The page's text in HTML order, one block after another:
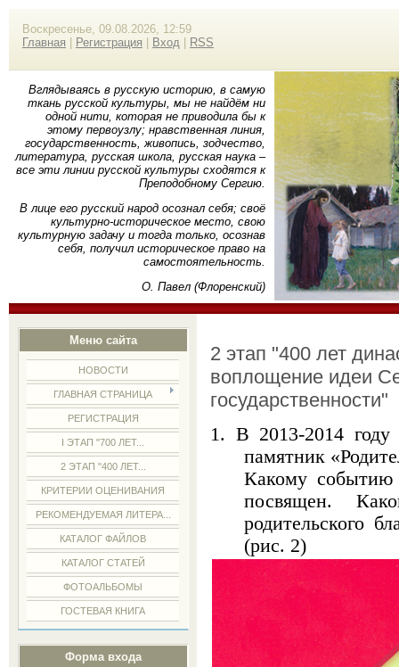
Воскресенье, 09.08.2026, 12:59
Главная
Регистрация Вход RSS
Вглядываясь в русскую историю, в самую
ткань русской культуры, мы не найдём ни
одной нити, которая не приводила бы к
этому первоузлу; нравственная линия,
государственность, живопись, зодчество,
литература, русская школа, русская наука –
все эти линии русской культуры сходятся к
Преподобному Сергию.
В лице его русский народ осознал себя; своё
культурно-историческое место, свою
культурную задачу и тогда только, осознав
себя, получил историческое право на
самостоятельность.
О. Павел (Флоренский)
Меню сайта
НОВОСТИ
ГЛАВНАЯ СТРАНИЦА
РЕГИСТРАЦИЯ
I ЭТАП "700 ЛЕТ...
2 ЭТАП "400 ЛЕТ...
КРИТЕРИИ ОЦЕНИВАНИЯ
РЕКОМЕНДУЕМАЯ ЛИТЕРА...
КАТАЛОГ ФАЙЛОВ
КАТАЛОГ СТАТЕЙ
ФОТОАЛЬБОМЫ
ГОСТЕВАЯ КНИГА
Форма входа
2 этап "400 лет
воплощение идеи
государственности"
1. В 2013-2014 году
памятник
Какому событию
посвящен.
родительского
(рис. 2)